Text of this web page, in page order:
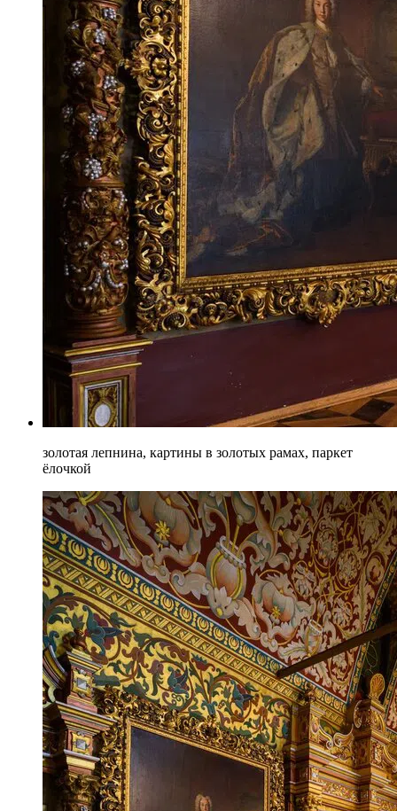
золотая лепнина, картины в золотых рамах, паркет
ёлочкой